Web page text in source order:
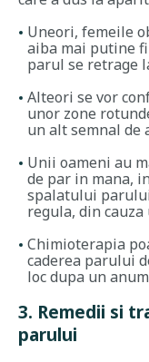
Uneori, femeile
aiba mai putine
parul se retrage
Alteori se vor
unor zone
un alt semnal de
Unii oameni au
de par in mana,
spalatului
regula, din
Chimioterapia
caderea parului
loc dupa un
3. Remedii si
parului